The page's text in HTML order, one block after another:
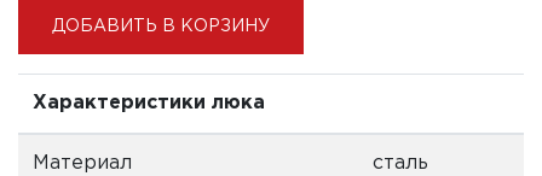
ДОБАВИТЬ В КОРЗИНУ
Характеристики люка
Материал сталь